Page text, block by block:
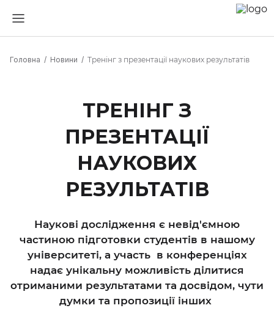
Головна Новини Тренінг з презентації наукових результатів
ТРЕНІНГ З
ПРЕЗЕНТАЦІЇ
НАУКОВИХ
РЕЗУЛЬТАТІВ
Наукові дослідження є невід'ємною
частиною підготовки студентів в нашому
університеті, а участь в конференціях
надає унікальну можливість ділитися
отриманими результатами та досвідом, чути
думки та пропозиції інших